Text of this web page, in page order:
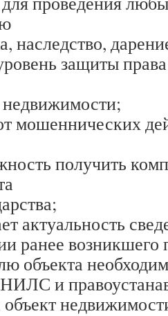
наследство,
защиты права
недвижимости;
получить
актуальность
ранее возникшего
объекта
и